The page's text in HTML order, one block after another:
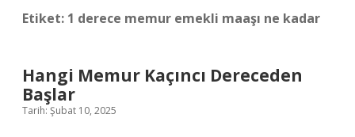
Etiket: 1 derece memur emekli maaşı ne kadar
Hangi Memur Kaçıncı Dereceden
Başlar
Tarih: Şubat 10, 2025